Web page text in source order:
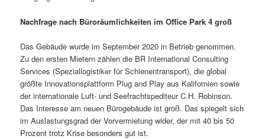
Nachfrage nach Büroräumlichkeiten im Office Park 4 groß
Das Gebäude wurde im September 2020 in Betrieb genommen.
Zu den ersten Mietern zählen die BR International Consulting
Services (Speziallogistiker für Schienentransport), die global
größte Innovationsplattform Plug and Play aus Kalifornien sowie
der internationale Luft- und Seefrachtspediteur C.H. Robinson.
Das Interesse am neuen Bürogebäude ist groß. Das spiegelt sich
im Auslastungsgrad der Vorvermietung wider, der mit 40 bis 50
Prozent trotz Krise besonders gut ist.